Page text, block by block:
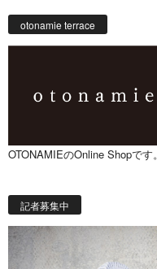
otonamie terrace
OTONAMIEのOnline Shopです。
記者募集中